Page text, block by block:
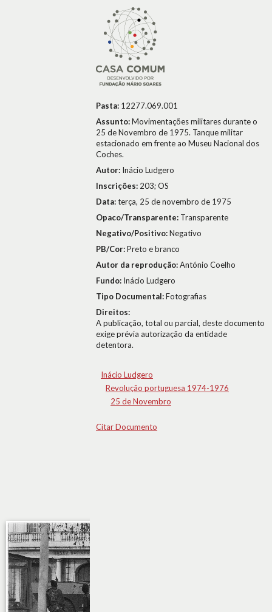
Pasta: 12277.069.001
Assunto:Movimentações militares durante o
25 de Novembro de 1975. Tanque militar
estacionado em frente ao Museu Nacional dos
Coches.
Autor: Inácio Ludgero
Inscrições: 203; OS
Data:terça, 25 de novembro de 1975
Opaco/Transparente: Transparente
Negativo/Positivo:Negativo
PB/Cor:Preto e branco
Autor da reprodução:António Coelho
Fundo: Inácio Ludgero
Tipo Documental:Fotografias
Direitos:
A publicação, total ou parcial, deste documento
exige prévia autorização da entidade
detentora.
Inácio Ludgero
Revolução portuguesa 1974-1976
25 de Novembro
Citar Documento